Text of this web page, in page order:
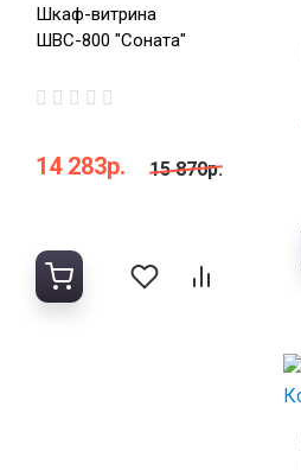
Шкаф-витрина
ШВС-800 "Соната"
14 283р. 15 870р.